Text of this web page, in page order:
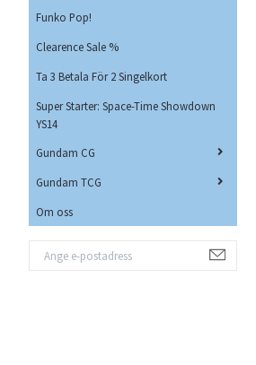
Funko Pop!
Clearence Sale %
Ta 3 Betala För 2 Singelkort
Super Starter: Space-Time Showdown
YS14
Gundam CG
Gundam TCG
Om oss